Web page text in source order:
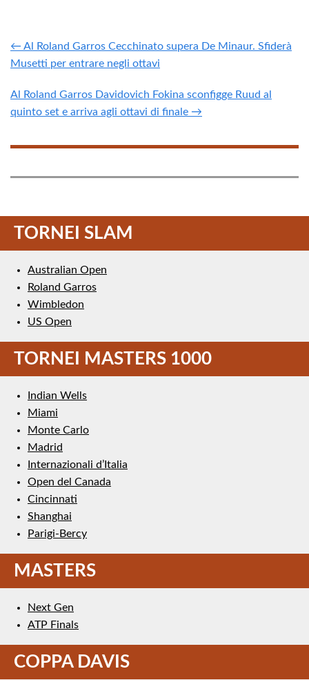
← Al Roland Garros Cecchinato supera De Minaur. Sfiderà
Musetti per entrare negli ottavi
Al Roland Garros Davidovich Fokina sconfigge Ruud al
quinto set e arriva agli ottavi di finale →
TORNEI SLAM
Australian Open
Roland Garros
Wimbledon
US Open
TORNEI MASTERS 1000
Indian Wells
Miami
Monte Carlo
Madrid
Internazionali d’Italia
Open del Canada
Cincinnati
Shanghai
Parigi-Bercy
MASTERS
Next Gen
ATP Finals
COPPA DAVIS